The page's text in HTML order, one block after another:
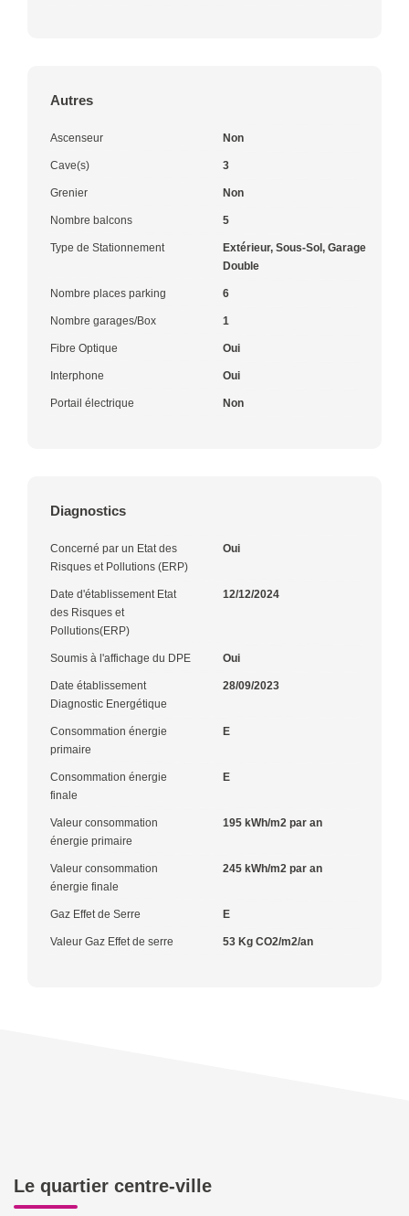
Autres
Ascenseur Non
Cave(s) 3
Grenier Non
Nombre balcons 5
Type de Stationnement
Extérieur, Sous-Sol, Garage
Double
Nombre places parking 6
Nombre garages/Box 1
Fibre Optique Oui
Interphone Oui
Portail électrique Non
Diagnostics
Concerné par un Etat des
Risques et Pollutions (ERP)
Oui
Date d'établissement Etat
des Risques et
Pollutions(ERP)
12/12/2024
Soumis à l'affichage du DPE Oui
Date établissement
Diagnostic Energétique
28/09/2023
Consommation énergie
primaire
E
Consommation énergie
finale
E
Valeur consommation
énergie primaire
195 kWh/m2 par an
Valeur consommation
énergie finale
245 kWh/m2 par an
Gaz Effet de Serre E
Valeur Gaz Effet de serre 53 Kg CO2/m2/an
Le quartier centre-ville